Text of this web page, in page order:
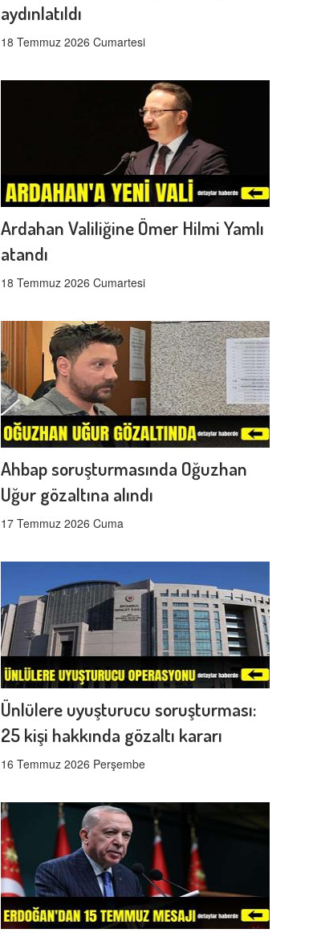
aydınlatıldı
18 Temmuz 2026 Cumartesi
Ardahan Valiliğine Ömer Hilmi Yamlı
atandı
18 Temmuz 2026 Cumartesi
Ahbap soruşturmasında Oğuzhan
Uğur gözaltına alındı
17 Temmuz 2026 Cuma
Ünlülere uyuşturucu soruşturması:
25 kişi hakkında gözaltı kararı
16 Temmuz 2026 Perşembe